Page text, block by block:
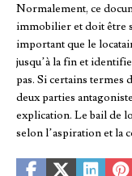
Normalement, ce
immobilier et doit être
important que le
jusqu’à la fin et
pas. Si certains termes
deux parties
explication. Le bail de
selon l’aspiration et la